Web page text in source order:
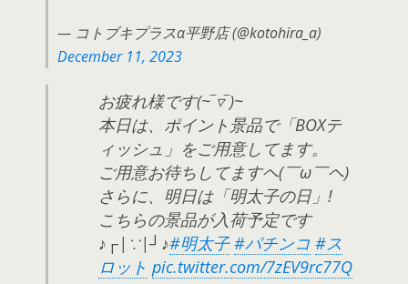
— コトブキプラスα平野店 (@kotohira_a)
December 11, 2023
お疲れ様です(⁠~⁠‾⁠▿⁠‾⁠)⁠~
本日は、ポイント景品で「BOXテ
ィッシュ」をご用意してます。
ご用意お待ちしてますヘ⁠(⁠￣⁠ω⁠￣⁠ヘ⁠)
さらに、明日は「明太子の日」!
こちらの景品が入荷予定です
♪⁠┌⁠|⁠∵⁠|⁠┘⁠♪#明太子 #パチンコ #ス
ロット pic.twitter.com/7zEV9rc77Q